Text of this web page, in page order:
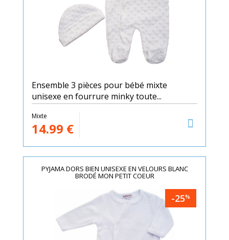
Ensemble 3 pièces pour bébé mixte
unisexe en fourrure minky toute...
Mixte
14.99 €
PYJAMA DORS BIEN UNISEXE EN VELOURS BLANC
BRODÉ MON PETIT COEUR
-25%